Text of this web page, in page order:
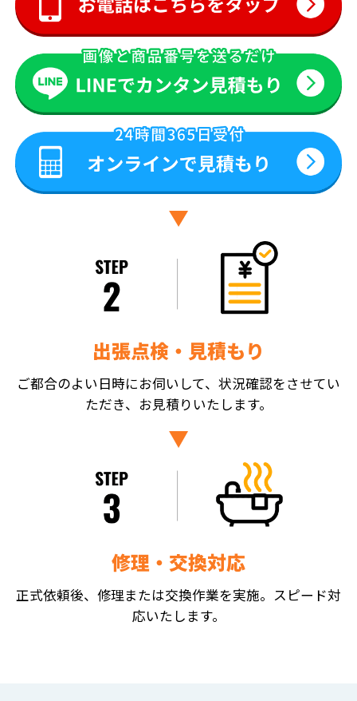
出張点検・見積もり
ご都合のよい日時にお伺いして、状況確認をさせてい
ただき、お見積りいたします。
修理・交換対応
正式依頼後、修理または交換作業を実施。スピード対
応いたします。